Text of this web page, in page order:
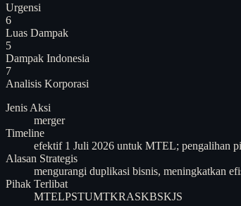
Urgensi
6
Luas Dampak
5
Dampak Indonesia
7
Analisis Korporasi
Jenis Aksi
merger
Timeline
efektif 1 Juli 2026 untuk MTEL; pengalihan
Alasan Strategis
mengurangi duplikasi bisnis, meningkatkan
Pihak Terlibat
MTELPSTUMTKRASKBSKJS